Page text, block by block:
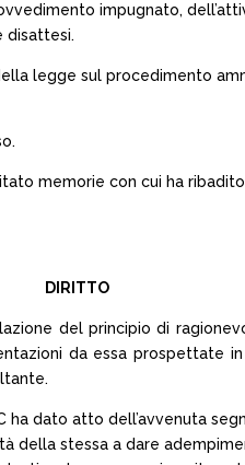
impugnato,
disattesi.
legge sul procedimento
memorie con cui ha
DIRITTO
del principio di
da essa prospettate
ha dato atto dell’avvenuta
stessa a dare